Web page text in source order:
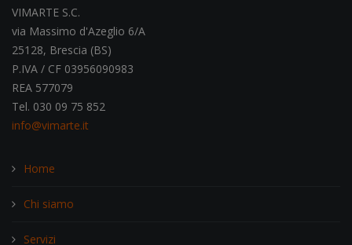
VIMARTE S.C.
via Massimo d'Azeglio 6/A
25128, Brescia (BS)
P.IVA / CF 03956090983
REA 577079
Tel. 030 09 75 852
info@vimarte.it
Home
Chi siamo
Servizi